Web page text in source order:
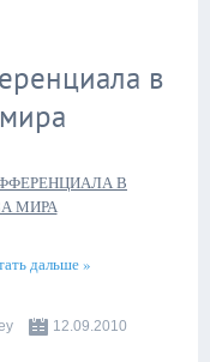
в
В
МИРА
дальше »
12.09.2010